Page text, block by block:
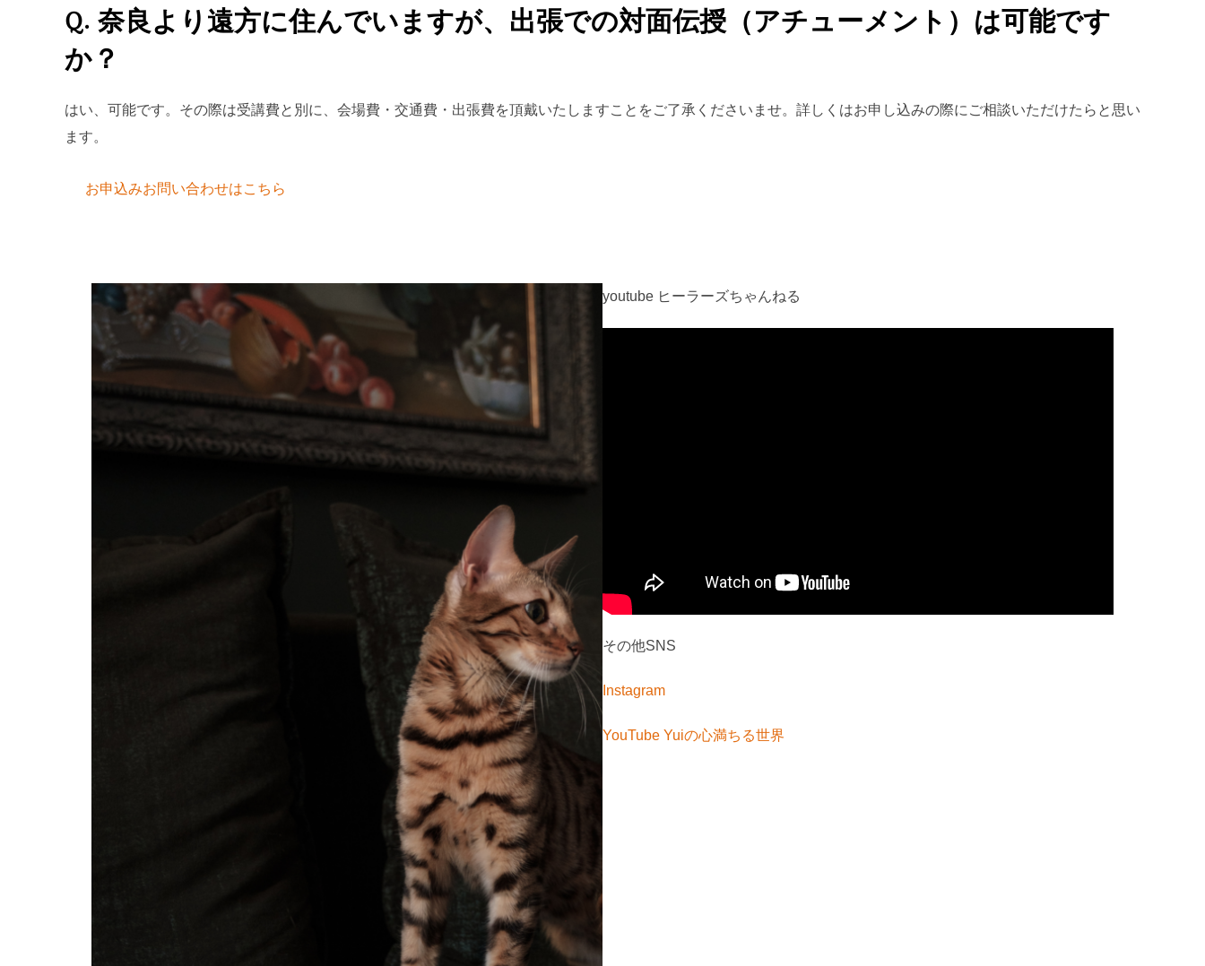
Q. 奈良より遠方に住んでいますが、出張での対面伝授（アチューメント）は可能です
か？
はい、可能です。その際は受講費と別に、会場費・交通費・出張費を頂戴いたしますことをご了承くださいませ。詳しくはお申し込みの際にご相談いただけたらと思い
ます。
お申込みお問い合わせはこちら
youtube ヒーラーズちゃんねる
その他SNS
Instagram
YouTube Yuiの心満ちる世界